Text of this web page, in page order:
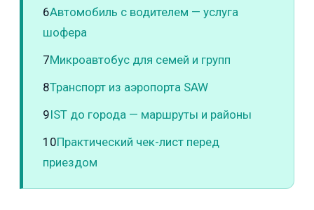
6Автомобиль с водителем — услуга
шофера
7Микроавтобус для семей и групп
8Транспорт из аэропорта SAW
9IST до города — маршруты и районы
10Практический чек-лист перед
приездом